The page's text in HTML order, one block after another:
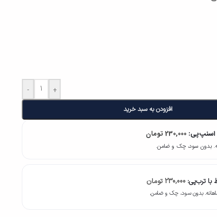
- +
افزودن به سبد خرید
اسنپ‌پی: 230,000 تومان
ترب‌پی: 230,000 تومان